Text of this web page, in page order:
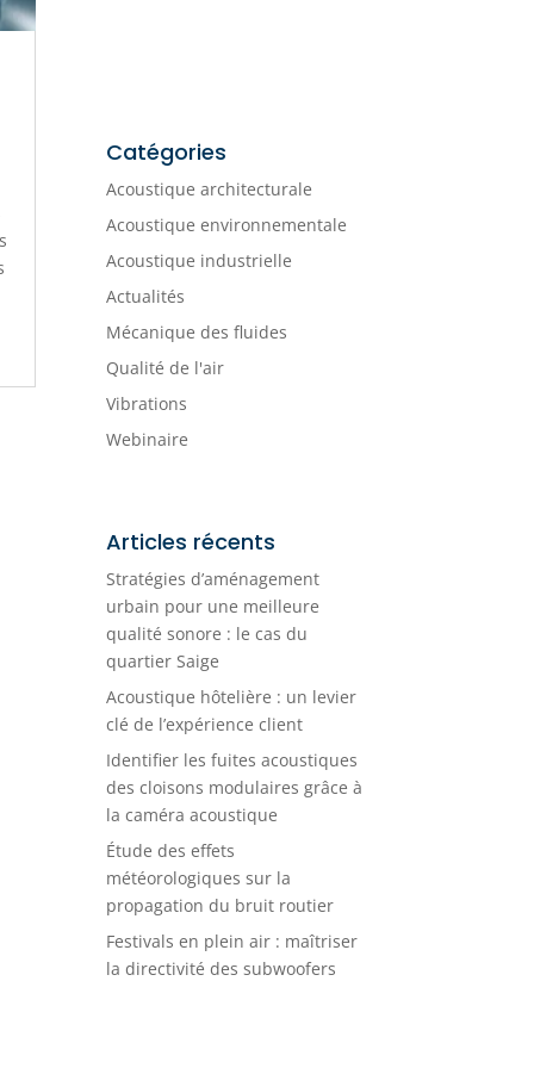
Catégories
Acoustique architecturale
Acoustique environnementale
Acoustique industrielle
Actualités
Mécanique des fluides
Qualité de l'air
Vibrations
Webinaire
Articles récents
Stratégies d’aménagement
urbain pour une meilleure
qualité sonore : le cas du
quartier Saige
Acoustique hôtelière : un levier
clé de l’expérience client
Identifier les fuites acoustiques
des cloisons modulaires grâce à
la caméra acoustique
Étude des effets
météorologiques sur la
propagation du bruit routier
Festivals en plein air : maîtriser
la directivité des subwoofers